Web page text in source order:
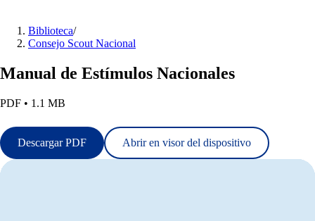
Biblioteca/
Consejo Scout Nacional
Manual de Estímulos Nacionales
PDF • 1.1 MB
Descargar PDF Abrir en visor del dispositivo